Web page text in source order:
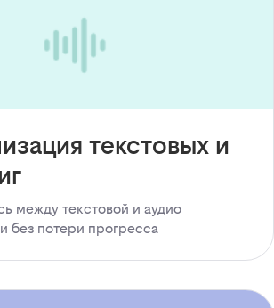
текстовых и
между текстовой и аудио
без потери прогресса